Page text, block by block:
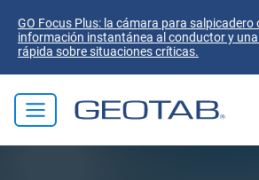
GO Focus Plus: la cámara para salpicadero
información instantánea al conductor y
rápida sobre situaciones críticas.